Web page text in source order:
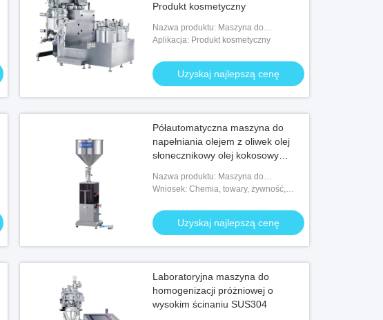
Produkt kosmetyczny
Nazwa produktu: Maszyna do
emulgowania próżniowego
Aplikacja: Produkt kosmetyczny
Uzyskaj najlepszą cenę
Półautomatyczna maszyna do
napełniania olejem z oliwek olej
słonecznikowy olej kokosowy
Nazwa produktu: Maszyna do
napełniania olejem kokosowym
Wniosek: Chemia, towary, żywność,
Uzyskaj najlepszą cenę
Laboratoryjna maszyna do
homogenizacji próżniowej o
wysokim ścinaniu SUS304